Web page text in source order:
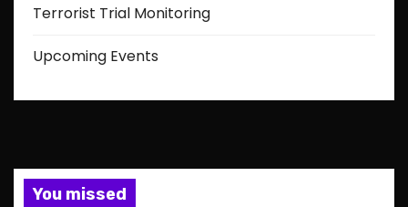
Terrorist Trial Monitoring
Upcoming Events
You missed